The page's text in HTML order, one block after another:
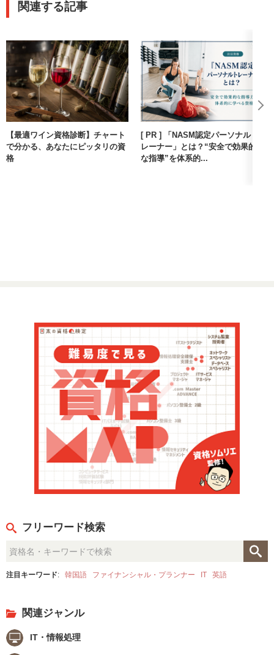
関連する記事
【最適ワイン資格診断】チャート
で分かる、あなたにピッタリの資
格
[ PR ] 「NASM認定パーソナルト
レーナー」とは？“安全で効果的
な指導”を体系的...
フリーワード検索
注目キーワード: 韓国語 ファイナンシャル・プランナー IT 英語
関連ジャンル
IT・情報処理